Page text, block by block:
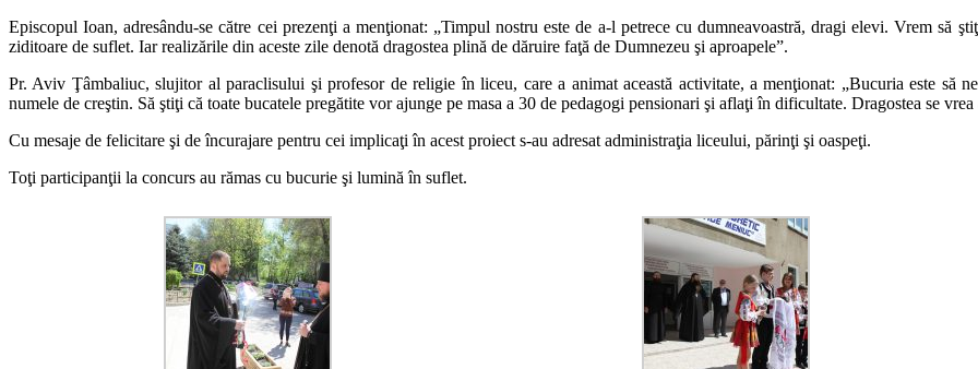
Episcopul Ioan, adresându-se către cei prezenţi a menţionat: „Timpul nostru este de a-l petrece cu dumneavoastră, dragi elevi. Vrem să
ziditoare de suflet. Iar realizările din aceste zile denotă dragostea plină de dăruire faţă de Dumnezeu şi aproapele”.
Pr. Aviv Ţâmbaliuc, slujitor al paraclisului şi profesor de religie în liceu, care a animat această activitate, a menţionat: „Bucuria este să
numele de creştin. Să ştiţi că toate bucatele pregătite vor ajunge pe masa a 30 de pedagogi pensionari şi aflaţi în dificultate. Dragostea se
Cu mesaje de felicitare şi de încurajare pentru cei implicaţi în acest proiect s-au adresat administraţia liceului, părinţi şi oaspeţi.
Toţi participanţii la concurs au rămas cu bucurie şi lumină în suflet.